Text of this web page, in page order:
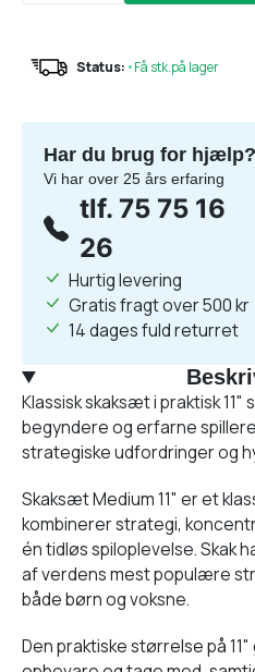
Status: •Få stk.på lager
Har du brug for hjælp?
Vi har over 25 års erfaring
tlf. 75 75 16
26
Hurtig levering
Gratis fragt over 500 kr
14 dages fuld returret
Klassisk skaksæt i praktisk
begyndere og erfarne
strategiske udfordringer og
Skaksæt Medium 11" er et
kombinerer strategi,
én tidløs spiloplevelse. Skak
af verdens mest populære
både børn og voksne.
Den praktiske størrelse på